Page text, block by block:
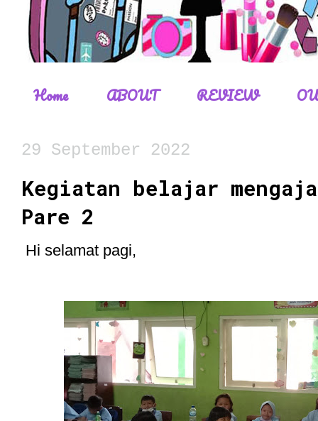
Home ABOUT REVIEW
29 September 2022
Kegiatan belajar
Pare 2
Hi selamat pagi,